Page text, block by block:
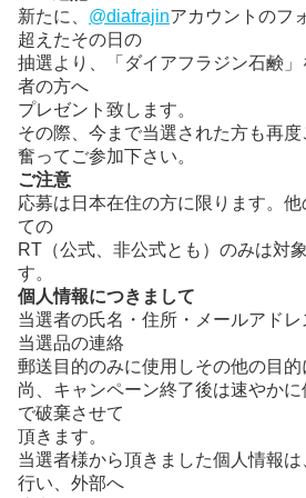
新たに、 @diafrajinアカウントのフ
超えたその日の
抽選より、「ダイアフラジン石鹸
者の方へ
プレゼント致します。
その際、今まで当選された方も再度
奮ってご参加下さい。
ご注意
応募は日本在住の方に限ります。
ての
RT（公式、非公式とも）のみは対
す。
個人情報につきまして
当選者の氏名・住所・メールアドレ
当選品の連絡
郵送目的のみに使用しその他の目的
尚、キャンペーン終了後は速やか
で破棄させて
頂きます。
当選者様から頂きました個人情報
行い、外部へ